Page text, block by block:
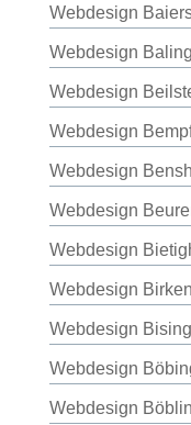
Webdesign
Webdesign
Webdesign
Webdesign
Webdesign
Webdesign
Webdesign
Webdesign
Webdesign
Webdesign
Webdesign